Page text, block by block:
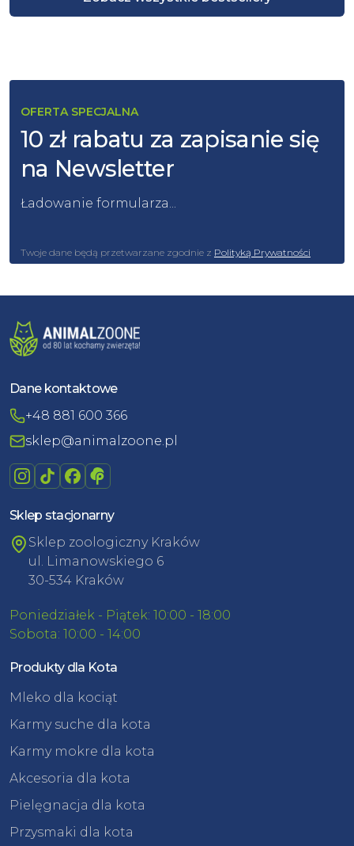
OFERTA SPECJALNA
10 zł rabatu za zapisanie się
na Newsletter
Ładowanie formularza...
Twoje dane będą przetwarzane zgodnie z Polityką Prywatności
Dane kontaktowe
+48 881 600 366
sklep@animalzoone.pl
Sklep stacjonarny
Sklep zoologiczny Kraków
ul. Limanowskiego 6
30-534 Kraków
Poniedziałek - Piątek: 10:00 - 18:00
Sobota: 10:00 - 14:00
Produkty dla Kota
Mleko dla kociąt
Karmy suche dla kota
Karmy mokre dla kota
Akcesoria dla kota
Pielęgnacja dla kota
Przysmaki dla kota